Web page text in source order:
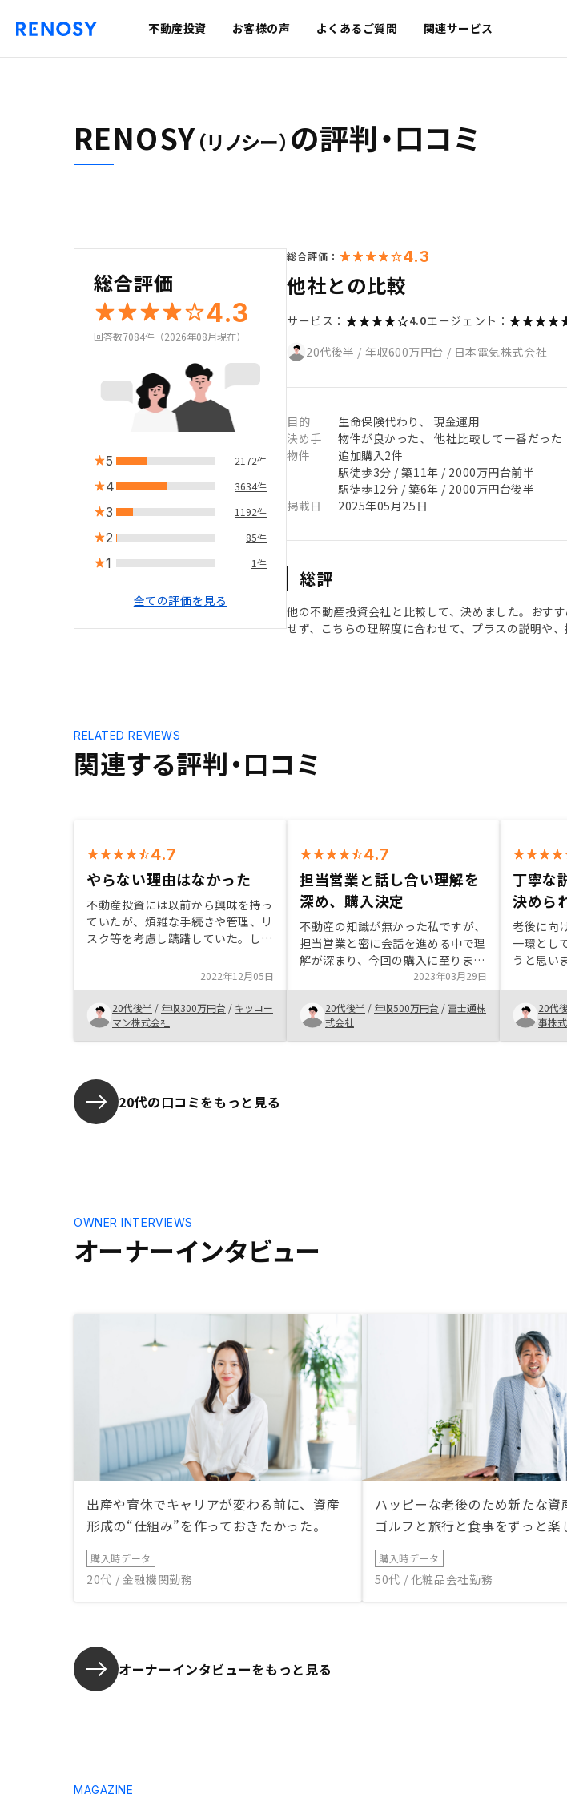
不動産投資 お客様の声 よくあるご質問 関連サービス
RENOSY（リノシー） の評判・口コミ
総合評価
4.3
回答数7084件（2026年08月現在）
5 2172件
4 3634件
3 1192件
2 85件
1 1件
全ての評価を見る
総合評価： 4.3
他社との比較
サービス： 4.0エージェント：
20代後半 / 年収600万円台 / 日本電気株式会社
目的
生命保険代わり、 現金運用
決め手
物件が良かった、 他社比較して一番だった
物件
追加購入2件
駅徒歩3分 / 築11年 / 2000万円台前半
駅徒歩12分 / 築6年 / 2000万円台後半
掲載日
2025年05月25日
総評
他の不動産投資会社と比較して、決めました。おす
せず、こちらの理解度に合わせて、プラスの説明や
関連する評判・口コミ
RELATED REVIEWS
4.7
やらない理由はなかった
不動産投資には以前から興味を持っ
ていたが、煩雑な手続きや管理、リ
スク等を考慮し躊躇していた。しか
の信用で資産運用ができること、サ
ポートが充実していること、担当者
のリスクに関する説明が分かりやす
かったことから、始めない理由を見
つける方が難しくなっていった。条
2022年12月05日
20代後半 / 年収300万円台 / キッコー
マン株式会社
4.7
担当営業と話し合い理解を
深め、購入決定
不動産の知識が無かった私ですが、
担当営業と密に会話を進める中で理
解が深まり、今回の購入に至りまし
た。今後も担当営業と連携しながら
運用を続けていきたいと思います。
また、アプリに関しても非常に使い
やすい（見やすい）ので良いと思い
ます。
2023年03月29日
20代後半 / 年収500万円台 / 富士通株
式会社
丁寧な
決めら
老後に向
一環とし
うと思い
の打ち
確にお答
トやデ
実際に始
なりまし
20代
事株
20代の口コミをもっと見る
オーナーインタビュー
OWNER INTERVIEWS
出産や育休でキャリアが変わる前に、資産
形成の“仕組み”を作っておきたかった。
購入時データ
20代 / 金融機関勤務
ハッピーな老後のため新たな資
ゴルフと旅行と食事をずっと楽
購入時データ
50代 / 化粧品会社勤務
オーナーインタビューをもっと見る
MAGAZINE